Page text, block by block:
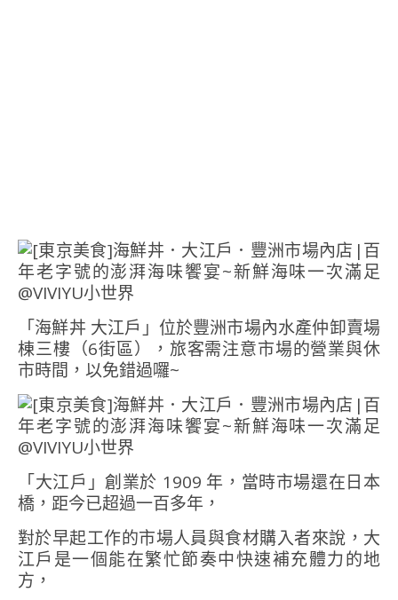
「海鮮丼 大江戶」位於豐洲市場內水產仲卸賣場
棟三樓（6街區），旅客需注意市場的營業與休
市時間，以免錯過囉~
「大江戶」創業於 1909 年，當時市場還在日本
橋，距今已超過一百多年，
對於早起工作的市場人員與食材購入者來說，大
江戶是一個能在繁忙節奏中快速補充體力的地
方，